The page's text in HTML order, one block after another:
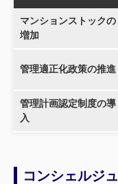
マンションストックの
増加
管理適正化政策の推進
管理計画認定制度の導
入
コンシェルジ